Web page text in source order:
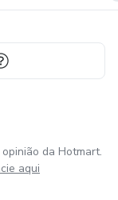
da Hotmart.
aqui